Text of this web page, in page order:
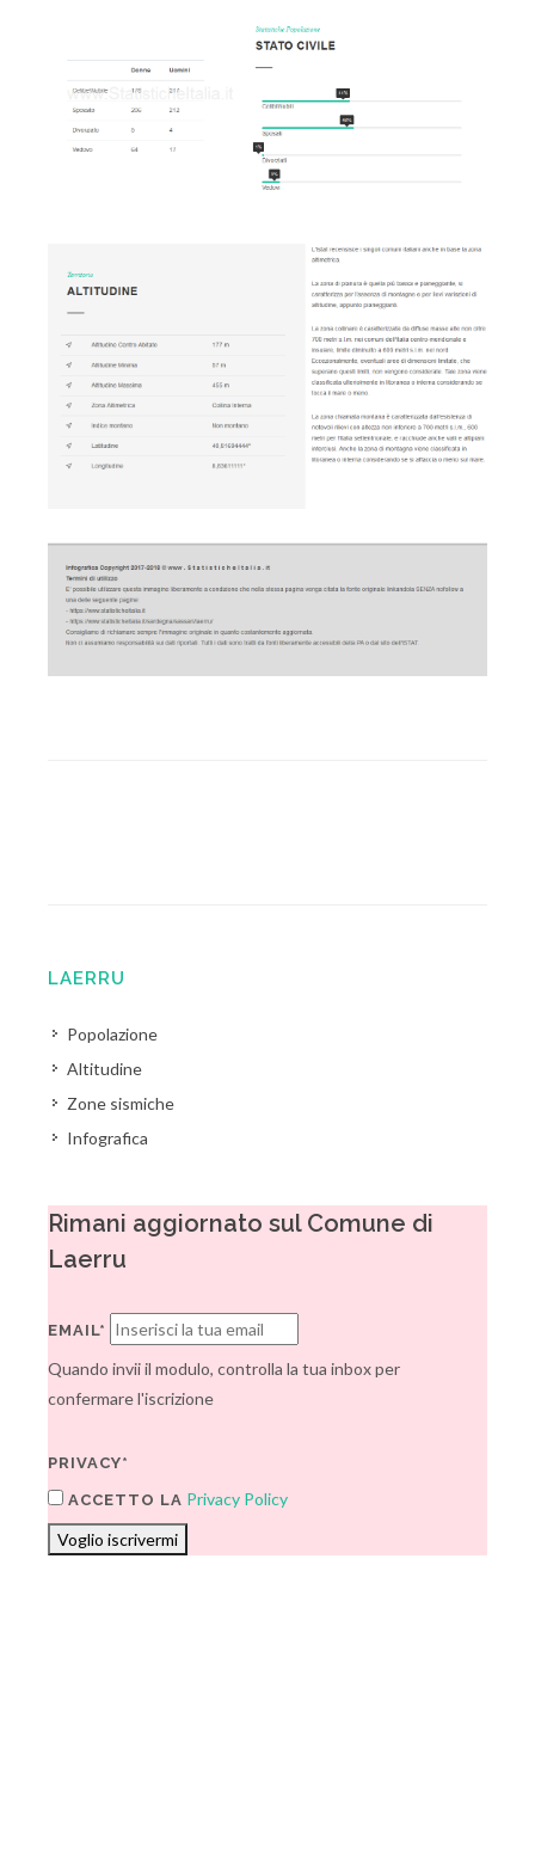
LAERRU
Popolazione
Altitudine
Zone sismiche
Infografica
Rimani aggiornato sul Comune di
Laerru
EMAIL*
Quando invii il modulo, controlla la tua inbox per
confermare l'iscrizione
PRIVACY*
ACCETTO LA Privacy Policy
Voglio iscrivermi